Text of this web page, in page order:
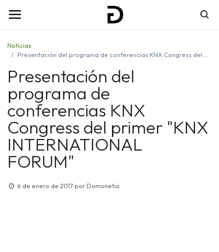
Noticias
Presentación del programa de conferencias KNX Congress del primer "KNX INTERNATIONAL FORUM"
Presentación del
programa de
conferencias KNX
Congress del primer "KNX
INTERNATIONAL
FORUM"
6 de enero de 2017 porDomonetio